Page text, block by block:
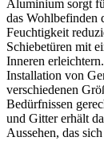
Aluminium sorgt
das Wohlbefinden
Feuchtigkeit
Schiebetüren mit
Inneren
Installation von
verschiedenen
Bedürfnissen
und Gitter erhält
Aussehen, das